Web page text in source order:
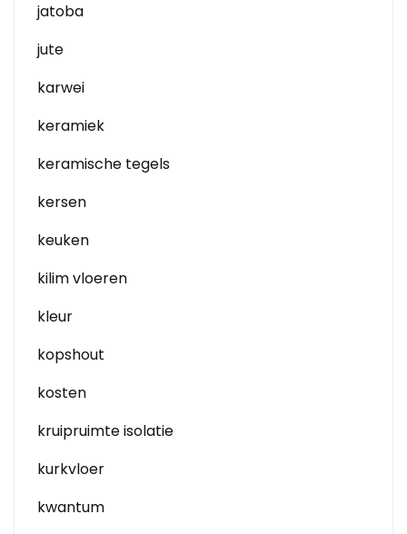
jatoba
jute
karwei
keramiek
keramische tegels
kersen
keuken
kilim vloeren
kleur
kopshout
kosten
kruipruimte isolatie
kurkvloer
kwantum